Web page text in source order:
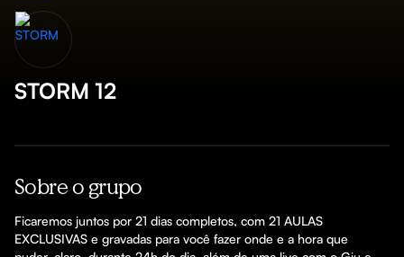
STORM 12
Sobre o grupo
Ficaremos juntos por 21 dias completos, com 21 AULAS
EXCLUSIVAS e gravadas para você fazer onde e a hora que